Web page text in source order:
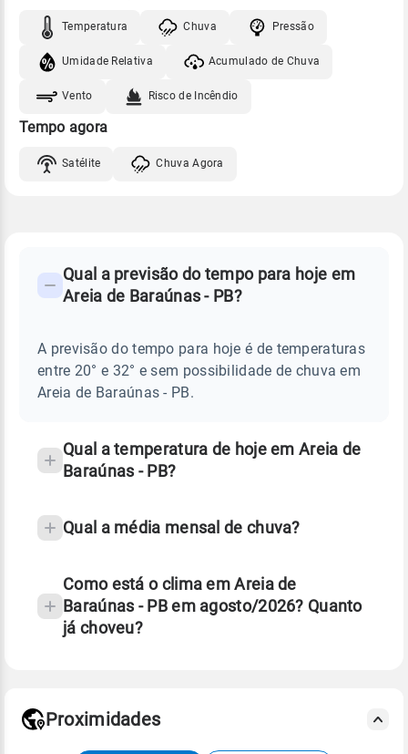
Temperatura Chuva Pressão
Umidade Relativa Acumulado de Chuva
Vento Risco de Incêndio
Tempo agora
Satélite Chuva Agora
TEMPO
BARAÚNAS
Perguntas
sobre
chuva
Qual a previsão do tempo para hoje em
Areia de Baraúnas - PB?
A previsão do tempo para hoje é de temperaturas
entre 20° e 32° e sem possibilidade de chuva em
Areia de Baraúnas - PB.
Qual a temperatura de hoje em Areia de
Baraúnas - PB?
Qual a média mensal de chuva?
Fonte: 30 anos de dados de reanálise ERA5.
Como está o clima em Areia de
Baraúnas - PB em agosto/2026? Quanto
já choveu?
Proximidades